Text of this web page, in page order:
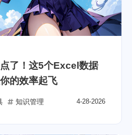
了！这5个Excel数据
的效率起飞
4-28-2026
知识管理